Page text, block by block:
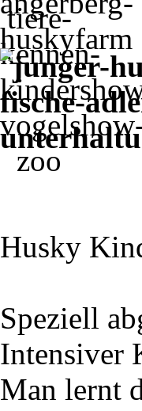
Husky
Speziell
Intensiver
Man lernt